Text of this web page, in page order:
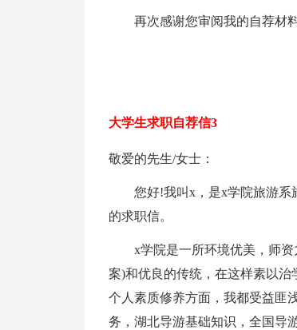
再次感谢您审阅我的自荐材料
大学生求职自荐信3
敬爱的先生/女士：
您好!我叫x，是x学院旅游系
的求职信。
x学院是一所环境优美，师资
案)和优良的传统，在这样素以
个人素质修养方面，我都受益匪
务，湖北导游基础知识，全国导